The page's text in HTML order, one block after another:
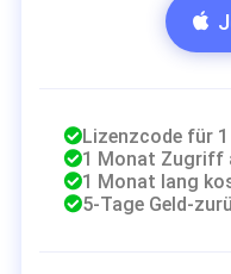
Lizenzcode für 1
1 Monat Zugriff
1 Monat lang
5-Tage Geld-